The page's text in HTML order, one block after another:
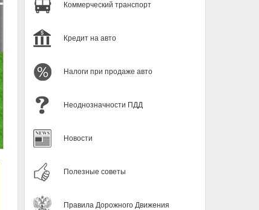
Коммерческий транспорт
Кредит на авто
Налоги при продаже авто
Неоднозначности ПДД
Новости
Полезные советы
Правила Дорожного Движения